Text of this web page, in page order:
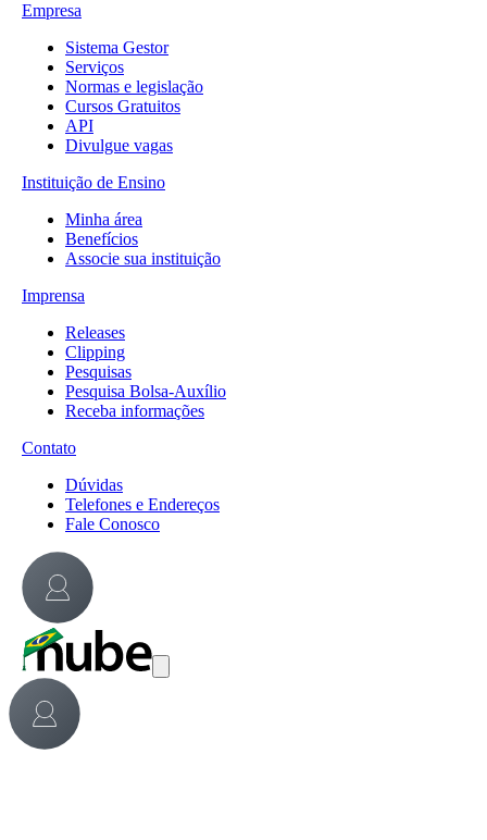
Empresa
Sistema Gestor
Serviços
Normas e legislação
Cursos Gratuitos
API
Divulgue vagas
Instituição de Ensino
Minha área
Benefícios
Associe sua instituição
Imprensa
Releases
Clipping
Pesquisas
Pesquisa Bolsa-Auxílio
Receba informações
Contato
Dúvidas
Telefones e Endereços
Fale Conosco